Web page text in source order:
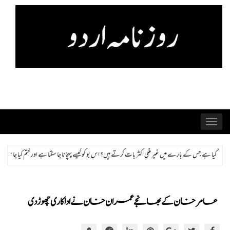
Skip
Toggle
navigation
اس بو کو کیسے پہچانا جا سکتا ہے اور ختم کیا جا سکتا ہے؟ ہمراز: پاکستان حکومت کی
عامر خان کے بھانجے عمران خان نے اداکاری چھوڑ دی